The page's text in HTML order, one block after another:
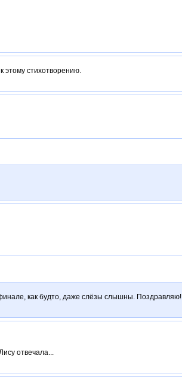
этому стихотворению.
как будто, даже слёзы слышны. Поздравляю!
отвечала...